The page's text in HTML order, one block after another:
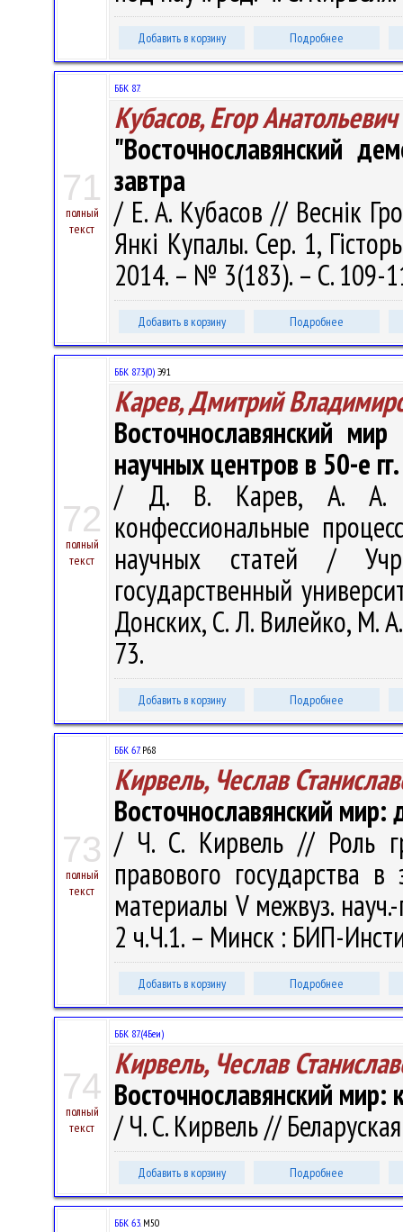
Добавить в корзину Подробнее
71
полный
текст
ББК 87.
Кубасов, Егор Анатольевич
"Восточнославянский
завтра
/ Е. А. Кубасов // Веснік
Янкі Купалы. Сер. 1,
2014. – № 3(183). – С. 109-
Добавить в корзину Подробнее
72
полный
текст
ББК 87.3(0) Э91
Карев, Дмитрий
Восточнославянский
научных центров в 50-е
/ Д. В. Карев, А. А.
конфессиональные
научных статей /
государственный
Донских, С. Л. Вилейко, М.
73.
Добавить в корзину Подробнее
73
полный
текст
ББК 67.Р68
Кирвель, Чеслав
Восточнославянский мир:
/ Ч. С. Кирвель // Роль
правового государства
материалы V межвуз.
2 ч.Ч.1. – Минск : БИП-
Добавить в корзину Подробнее
74
полный
текст
ББК 87.(4Беи)
Кирвель, Чеслав
Восточнославянский мир:
/ Ч. С. Кирвель //
Добавить в корзину Подробнее
ББК 63.М50